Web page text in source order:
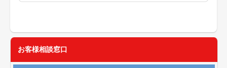
お客様相談窓口